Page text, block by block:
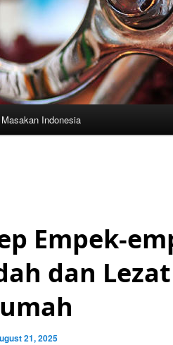
Masakan Indonesia
Empek-
dan
21, 2025